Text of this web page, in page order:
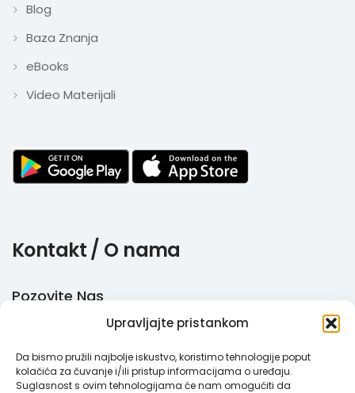
Upravljajte pristankom
Da bismo pružili najbolje iskustvo, koristimo tehnologije poput
kolačića za čuvanje i/ili pristup informacijama o uređaju.
Suglasnost s ovim tehnologijama će nam omogućiti da
Blog
Baza Znanja
eBooks
Video Materijali
Kontakt / O nama
Pozovite Nas
+385 51 770 710
Email